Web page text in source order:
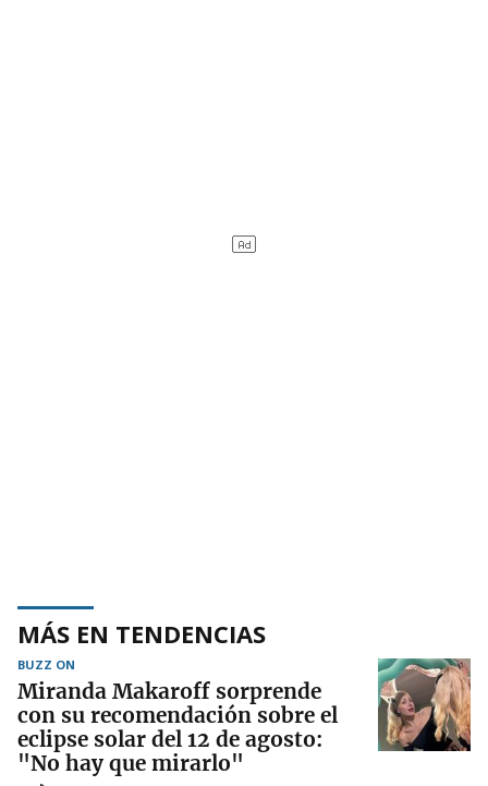
MÁS EN TENDENCIAS
BUZZ ON
Miranda Makaroff sorprende
con su recomendación sobre el
eclipse solar del 12 de agosto:
"No hay que mirarlo"